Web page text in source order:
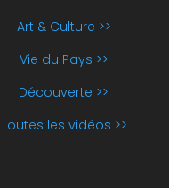
Art & Culture >>
Vie du Pays >>
Découverte >>
Toutes les vidéos >>